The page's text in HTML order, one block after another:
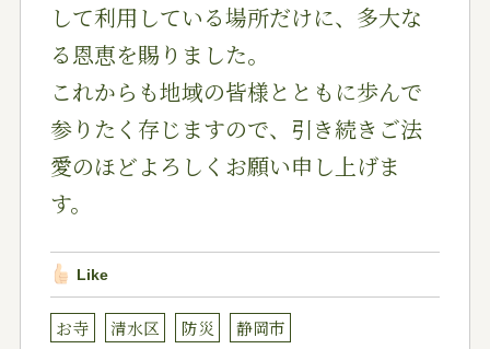
して利用している場所だけに、多大な
る恩恵を賜りました。
これからも地域の皆様とともに歩んで
参りたく存じますので、引き続きご法
愛のほどよろしくお願い申し上げま
す。
Like
お寺 清水区 防災 静岡市